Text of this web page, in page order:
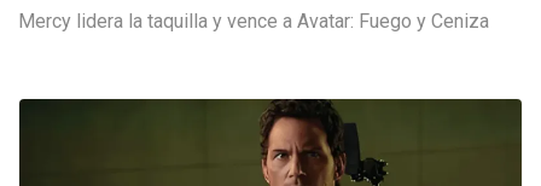
Mercy lidera la taquilla y vence a Avatar: Fuego y Ceniza